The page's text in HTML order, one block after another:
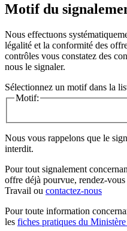
Motif du
Nous effectuons
légalité et la conformité des
contrôles vous constatez des
nous le signaler.
Sélectionnez un motif dans la
Motif:
Nous vous rappelons que le
interdit.
Pour tout signalement
offre déjà pourvue, rendez-
Travail ou contactez-nous
Pour toute information
les fiches pratiques du